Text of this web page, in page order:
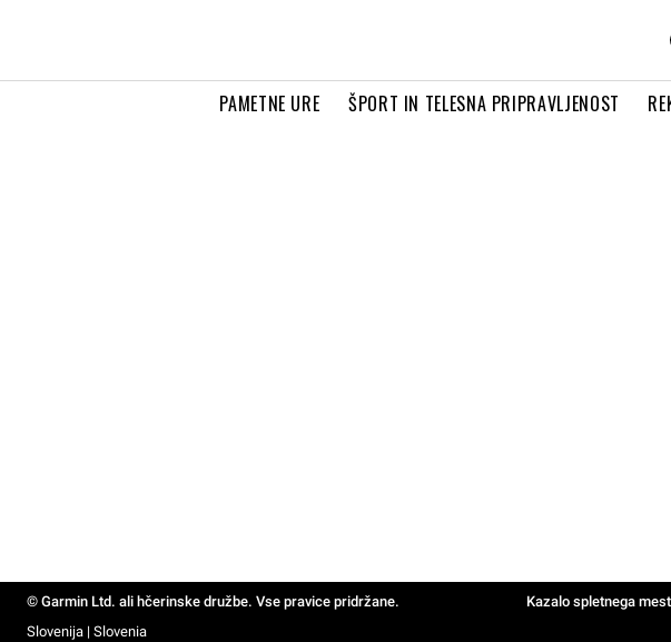
PAMETNE URE ŠPORT IN TELESNA PRIPRAVLJENOST
© Garmin Ltd. ali hčerinske družbe. Vse pravice pridržane. Kazalo spletnega
Slovenija | Slovenia